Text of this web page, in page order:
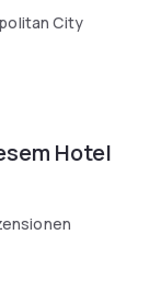
City
Hotel